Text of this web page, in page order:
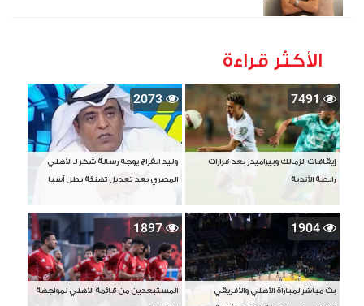
الأكثر قراءة
7491
إيقافات الزمالك وبيراميدز بعد قرارات
رابطة الأندية
2073
وليد الفراج يوجه رسالة شكر لـ الأهلي
المصري بعد تعديل تهنئة بطل آسيا
1904
بث مباشر لمباراة الأهلي والأفريقي
1897
المستبعدين من قائمة الأهلي لمواجهة